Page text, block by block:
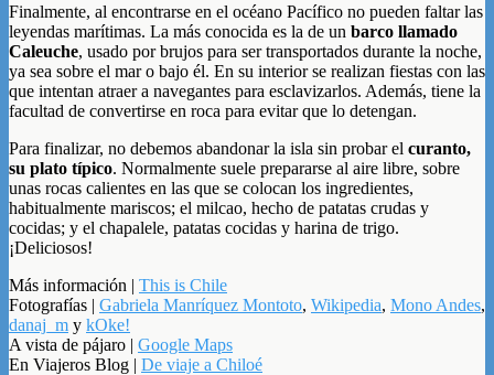
Finalmente, al encontrarse en el océano Pacífico no pueden faltar las
leyendas marítimas. La más conocida es la de un barco llamado
Caleuche, usado por brujos para ser transportados durante la noche,
ya sea sobre el mar o bajo él. En su interior se realizan fiestas con las
que intentan atraer a navegantes para esclavizarlos. Además, tiene la
facultad de convertirse en roca para evitar que lo detengan.
Para finalizar, no debemos abandonar la isla sin probar el curanto,
su plato típico. Normalmente suele prepararse al aire libre, sobre
unas rocas calientes en las que se colocan los ingredientes,
habitualmente mariscos; el milcao, hecho de patatas crudas y
cocidas; y el chapalele, patatas cocidas y harina de trigo.
¡Deliciosos!
Más información | This is Chile
Fotografías | Gabriela Manríquez Montoto, Wikipedia, Mono Andes,
danaj_m y kOke!
A vista de pájaro | Google Maps
En Viajeros Blog | De viaje a Chiloé